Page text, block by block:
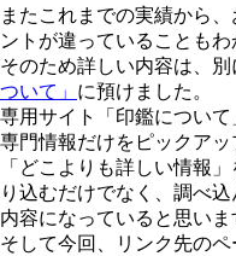
またこれまでの実績から
ントが違っていることもわ
そのため詳しい内容は、
ついて」 に預けました。
専用サイト「印鑑につい
専門情報だけをピックアッ
「どこよりも詳しい情報
り込むだけでなく、調べ
内容になっていると思いま
そして今回、リンク先の